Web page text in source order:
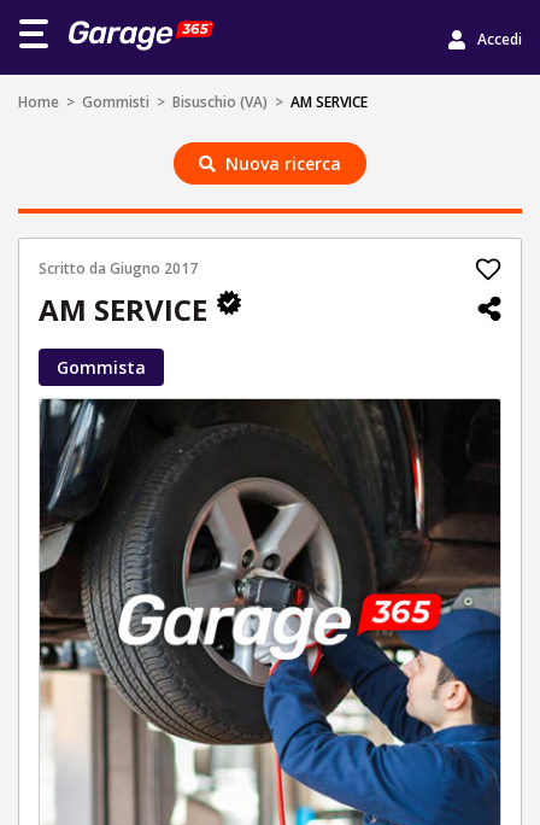
Accedi
Home > Gommisti > Bisuschio (VA) > AM SERVICE
Nuova ricerca
Scritto da Giugno 2017
AM SERVICE
Gommista